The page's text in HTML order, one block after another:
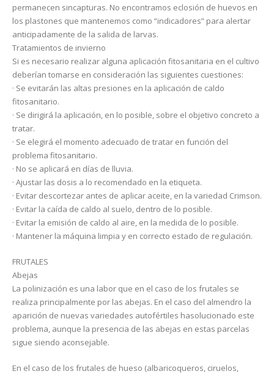
permanecen sincapturas. No encontramos eclosión de huevos en
los plastones que mantenemos como “indicadores” para alertar
anticipadamente de la salida de larvas.
Tratamientos de invierno
Si es necesario realizar alguna aplicación fitosanitaria en el cultivo
deberían tomarse en consideración las siguientes cuestiones:
· Se evitarán las altas presiones en la aplicación de caldo
fitosanitario.
· Se dirigirá la aplicación, en lo posible, sobre el objetivo concreto a
tratar.
· Se elegirá el momento adecuado de tratar en función del
problema fitosanitario.
· No se aplicará en días de lluvia.
· Ajustar las dosis a lo recomendado en la etiqueta.
· Evitar descortezar antes de aplicar aceite, en la variedad Crimson.
· Evitar la caída de caldo al suelo, dentro de lo posible.
· Evitar la emisión de caldo al aire, en la medida de lo posible.
· Mantener la máquina limpia y en correcto estado de regulación.
FRUTALES
Abejas
La polinización es una labor que en el caso de los frutales se
realiza principalmente por las abejas. En el caso del almendro la
aparición de nuevas variedades autofértiles hasolucionado este
problema, aunque la presencia de las abejas en estas parcelas
sigue siendo aconsejable.
En el caso de los frutales de hueso (albaricoqueros, ciruelos,